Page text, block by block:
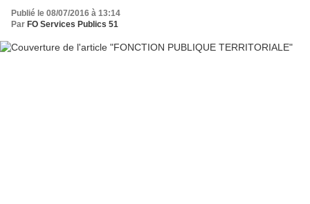
Publié le 08/07/2016 à 13:14
Par FO Services Publics 51